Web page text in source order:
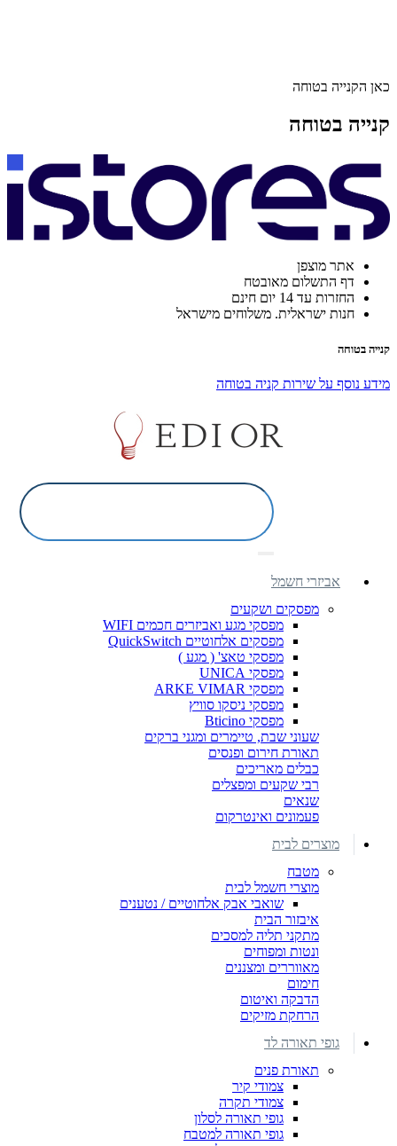
כאן הקנייה בטוחה
קנייה בטוחה
אתר מוצפן
דף התשלום מאובטח
החזרות עד 14 יום חינם
חנות ישראלית. משלוחים מישראל
קנייה בטוחה
מידע נוסף על שירות קניה בטוחה
אביזרי חשמל
מפסקים ושקעים
מפסקי מגע ואביזרים חכמים WIFI
מפסקים אלחוטיים QuickSwitch
מפסקי טאצ' ( מגע )
מפסקי UNICA
מפסקי ARKE VIMAR
מפסקי ניסקו סוויץ
מפסקי Bticino
שעוני שבת, טיימרים ומגני ברקים
תאורת חירום ופנסים
כבלים מאריכים
רבי שקעים ומפצלים
שנאים
פעמונים ואינטרקום
מוצרים לבית
מטבח
מוצרי חשמל לבית
שואבי אבק אלחוטיים / נטענים
איבזור הבית
מתקני תליה למסכים
ונטות ומפוחים
מאווררים ומצננים
חימום
הדבקה ואיטום
הרחקת מזיקים
גופי תאורה לד
תאורת פנים
צמודי קיר
צמודי תקרה
גופי תאורה לסלון
גופי תאורה למטבח